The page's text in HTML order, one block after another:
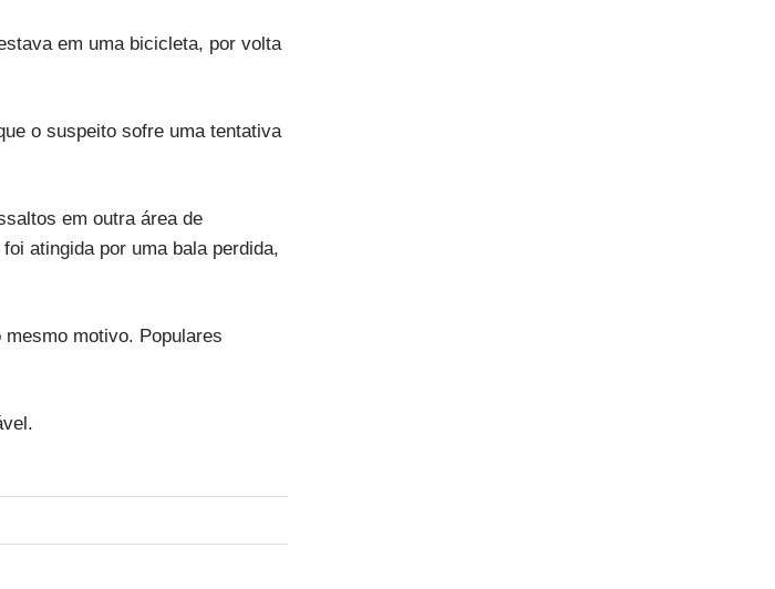
em uma bicicleta, por volta
o suspeito sofre uma tentativa
em outra área de
atingida por uma bala perdida,
motivo. Populares